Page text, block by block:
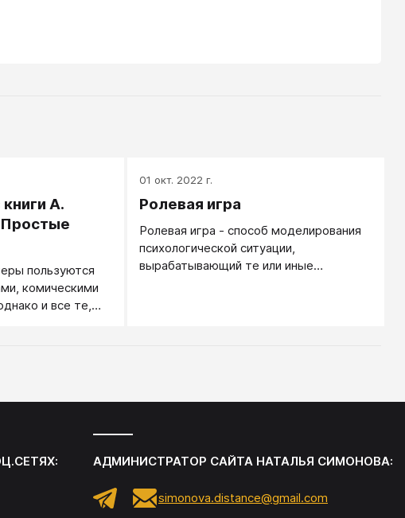
А.
пользуются
комическими
и все те,
01 окт. 2022 г.
Ролевая игра
Ролевая игра - способ моделирования
психологической ситуации,
вырабатывающий те или иные
АДМИНИСТРАТОР САЙТА НАТАЛЬЯ СИМОНОВА:
simonova.distance@gmail.com